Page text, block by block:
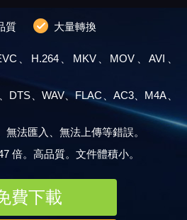
質 大量轉換
、H.264、MKV、MOV、AVI、
DTS、WAV、FLAC、AC3、M4A、
法匯入、無法上傳等錯誤。
倍。高品質。文件體積小。
費下載